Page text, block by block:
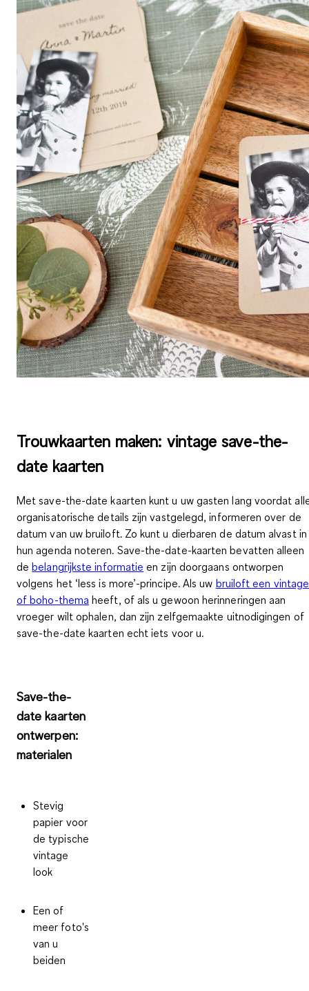
Trouwkaarten maken: vintage save-the-
date kaarten
Metsave-the-date kaarten kunt u uw gasten lang voordat
organisatorische details zijn vastgelegd, informeren over de
datum van uw bruiloft. Zo kunt u dierbarende datum alvast in
hun agenda noteren. Save-the-date-kaarten bevatten alleen
debelangrijkste informatie en zijn doorgaans ontworpen
volgens het ‘less is more’-principe. Als uw bruiloft een
of boho-thema heeft, of als u gewoon herinneringen aan
vroeger wilt ophalen, dan zijn zelfgemaakte uitnodigingen of
save-the-date kaarten echt iets voor u.
Save-the-
date kaarten
ontwerpen:
materialen
Stevig
papier voor
de typische
vintage
look
Een of
meer foto's
van u
beiden